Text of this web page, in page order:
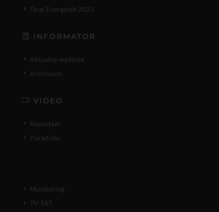
Targi Energetab 2023.
INFORMATOR
Aktualne wydanie
Archiwum
VIDEO
Reportaże
Poradniki
Monitoring
TV-SAT